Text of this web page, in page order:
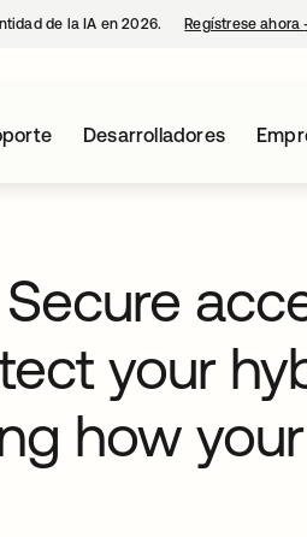
de la IA en 2026. Regístrese ahora
Desarrolladores
your
how your